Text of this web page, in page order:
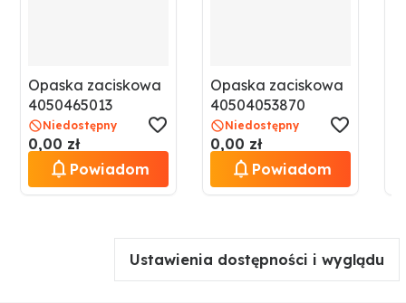
Opaska zaciskowa
4050465013
Niedostępny
0,00 zł
Powiadom
Opaska zaciskowa
40504053870
Niedostępny
0,00 zł
Powiadom
Ustawienia dostępności i wyglądu